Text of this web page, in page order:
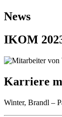
News
IKOM
Karriere
Winter, Brandl –